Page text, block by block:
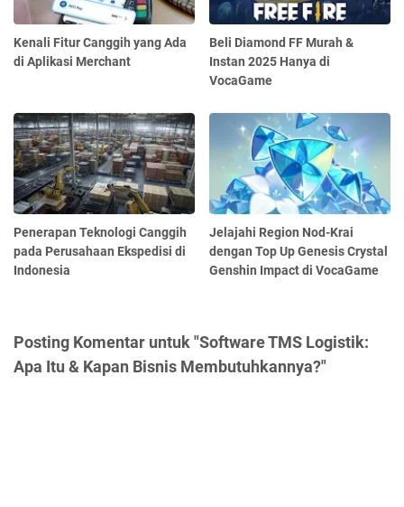
Kenali Fitur Canggih yang Ada
di Aplikasi Merchant
Beli Diamond FF Murah &
Instan 2025 Hanya di
VocaGame
Penerapan Teknologi Canggih
pada Perusahaan Ekspedisi di
Indonesia
Jelajahi Region Nod-Krai
dengan Top Up Genesis Crystal
Genshin Impact di VocaGame
Posting Komentar untuk "Software TMS Logistik:
Apa Itu & Kapan Bisnis Membutuhkannya?"